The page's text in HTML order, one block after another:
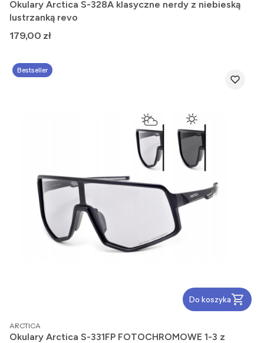
Okulary Arctica S-328A klasyczne nerdy z niebieską
lustrzanką revo
Cena
179,00 zł
Bestseller
Do koszyka
PRODUCENT
ARCTICA
Okulary Arctica S-331FP FOTOCHROMOWE 1-3 z